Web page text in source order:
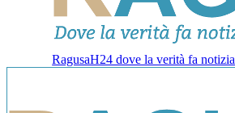
RagusaH24 dove la verità fa notizia